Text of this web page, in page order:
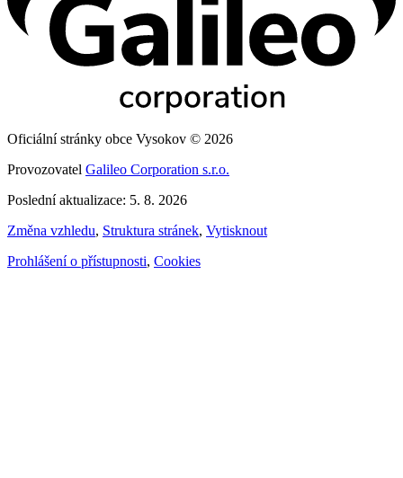
Oficiální stránky obce Vysokov © 2026
Provozovatel Galileo Corporation s.r.o.
Poslední aktualizace: 5. 8. 2026
Změna vzhledu, Struktura stránek, Vytisknout
Prohlášení o přístupnosti, Cookies